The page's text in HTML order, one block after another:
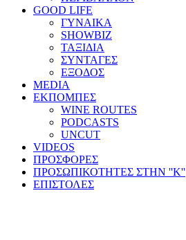
GOOD LIFE
ΓΥΝΑΙΚΑ
SHOWBIZ
ΤΑΞΙΔΙΑ
ΣΥΝΤΑΓΕΣ
ΕΞΟΔΟΣ
MEDIA
ΕΚΠΟΜΠΕΣ
WINE ROUTES
PODCASTS
UNCUT
VIDEOS
ΠΡΟΣΦΟΡΕΣ
ΠΡΟΣΩΠΙΚΟΤΗΤΕΣ ΣΤΗΝ ''Κ''
ΕΠΙΣΤΟΛΕΣ